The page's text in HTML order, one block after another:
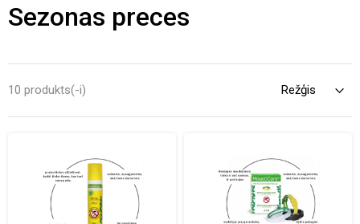
Sezonas preces
10 produkts(-i)